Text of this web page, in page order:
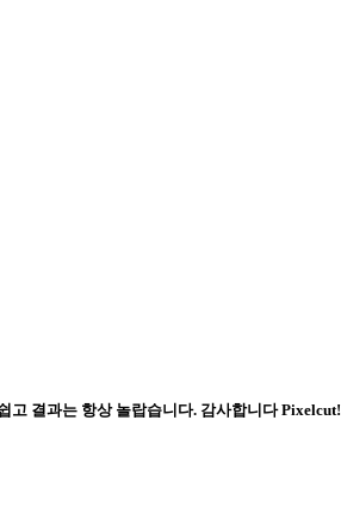
고 결과는 항상 놀랍습니다. 감사합니다 Pixelcut!